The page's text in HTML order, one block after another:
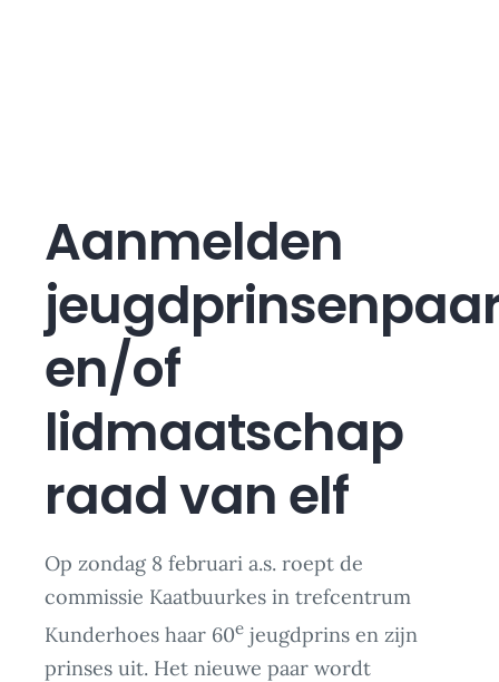
Aanmelden
en/of
lidmaatschap
raad van elf
Op zondag 8 februari a.s. roept de
commissie Kaatbuurkes in trefcentrum
Kunderhoes haar 60ejeugdprins en zijn
prinses uit. Het nieuwe paar wordt